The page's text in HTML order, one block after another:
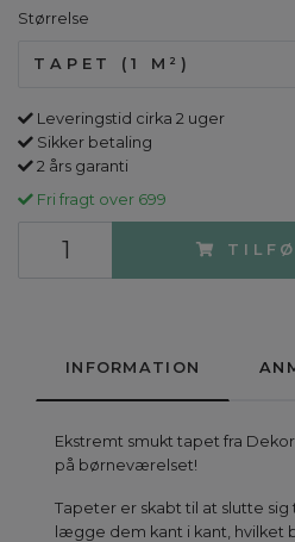
Størrelse
TAPET (1 M²)
Leveringstid cirka 2 uger
Sikker betaling
2 års garanti
Fri fragt over 699
INFORMATION
Ekstremt smukt tapet fra
på børneværelset!
Tapeter er skabt til at slutte sig
lægge dem kant i kant, hvilket